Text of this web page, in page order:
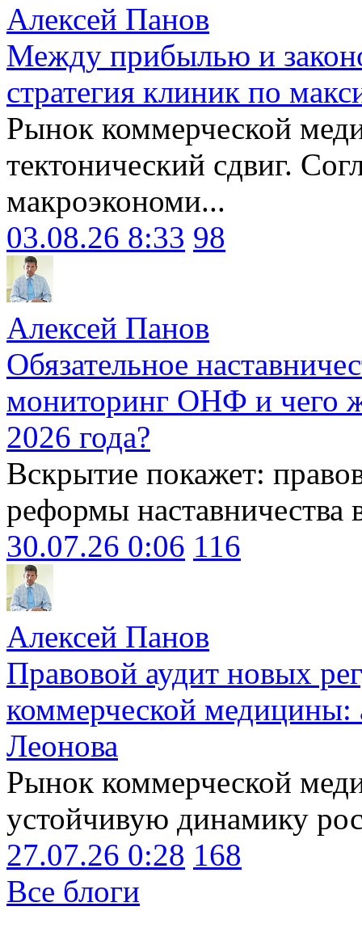
Алексей Панов
Между прибылью и
стратегия клиник по
Рынок коммерческой
тектонический сдвиг.
макроэкономи...
03.08.26 8:33 98
Алексей Панов
Обязательное
мониторинг ОНФ и чего
2026 года?
Вскрытие покажет:
реформы наставничества
30.07.26 0:06 116
Алексей Панов
Правовой аудит новых
коммерческой медицины:
Леонова
Рынок коммерческой
устойчивую динамику
27.07.26 0:28 168
Все блоги